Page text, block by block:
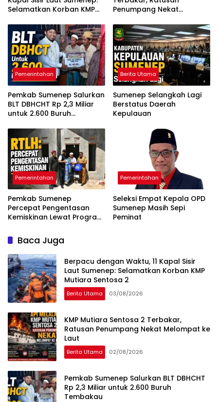
Selamatkan Korban KMP
Penumpang Nekat
Pemerintahan
Pemkab Sumenep Salurkan
BLT DBHCHT Rp 2,3 Miliar
untuk 2.600 Buruh
Berita Utama
Sumenep Selangkah Lagi
Berstatus Daerah
Kepulauan
Pemerintahan
Pemkab Sumenep
Percepat Pengentasan
Kemiskinan Lewat Program
Pemerintahan
Seleksi Empat Kepala OPD
Sumenep Masih Sepi
Peminat
Baca Juga
Berpacu dengan Waktu, 11 Kapal Sisir
Laut Sumenep: Selamatkan Korban KMP
Mutiara Sentosa 2
Berita Utama 03/08/2026
KMP Mutiara Sentosa 2 Terbakar,
Ratusan Penumpang Nekat Melompat ke
Laut
Berita Utama 02/08/2026
Pemkab Sumenep Salurkan BLT DBHCHT
Rp 2,3 Miliar untuk 2.600 Buruh
Tembakau